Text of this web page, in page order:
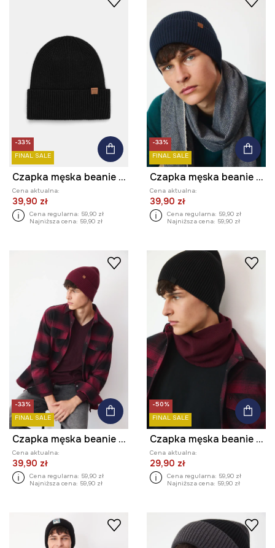
-33%
FINAL SALE
Czapka męska beanie prążkowana
Cena aktualna:
39,90 zł
Cena regularna: 59,90 zł
Najniższa cena: 59,90 zł
-33%
FINAL SALE
Czapka męska beanie prążkowana
Cena aktualna:
39,90 zł
Cena regularna: 59,90 zł
Najniższa cena: 59,90 zł
-33%
FINAL SALE
Czapka męska beanie prążkowana
Cena aktualna:
39,90 zł
Cena regularna: 59,90 zł
Najniższa cena: 59,90 zł
-50%
FINAL SALE
Czapka męska beanie prążkowana
Cena aktualna:
29,90 zł
Cena regularna: 59,90 zł
Najniższa cena: 59,90 zł